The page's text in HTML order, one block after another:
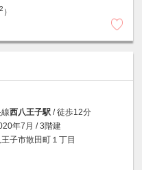
2 ）
線西八王子駅 / 徒歩12分
年7月 / 3階建
子市散田町１丁目